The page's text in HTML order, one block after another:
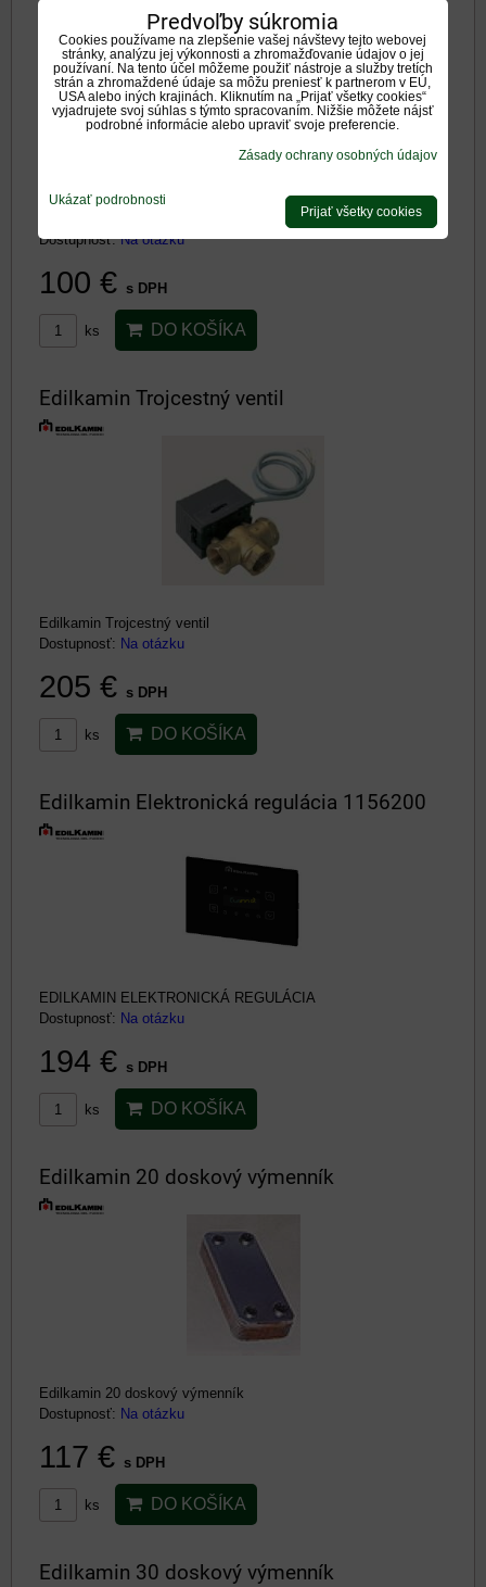
Edilkamin Prietokový snímač
Dostupnosť:Na otázku
100 € s DPH
ks DO KOŠÍKA
Edilkamin Trojcestný ventil
Edilkamin Trojcestný ventil
Dostupnosť: Na otázku
205 € s DPH
ks DO KOŠÍKA
Edilkamin Elektronická regulácia 1156200
EDILKAMIN ELEKTRONICKÁ REGULÁCIA
Dostupnosť: Na otázku
194 € s DPH
ks DO KOŠÍKA
Edilkamin 20 doskový výmenník
Edilkamin 20 doskový výmenník
Dostupnosť: Na otázku
117 € s DPH
ks DO KOŠÍKA
Edilkamin 30 doskový výmenník
Predvoľby súkromia
Cookies používame na zlepšenie vašej návštevy tejto webovej
stránky, analýzu jej výkonnosti a zhromažďovanie údajov o jej
používaní. Na tento účel môžeme použiť nástroje a služby tretích
strán a zhromaždené údaje sa môžu preniesť k partnerom v EÚ,
USA alebo iných krajinách. Kliknutím na „Prijať všetky cookies“
vyjadrujete svoj súhlas s týmto spracovaním. Nižšie môžete nájsť
podrobné informácie alebo upraviť svoje preferencie.
Zásady ochrany osobných údajov
Ukázať podrobnosti
Prijať všetky cookies